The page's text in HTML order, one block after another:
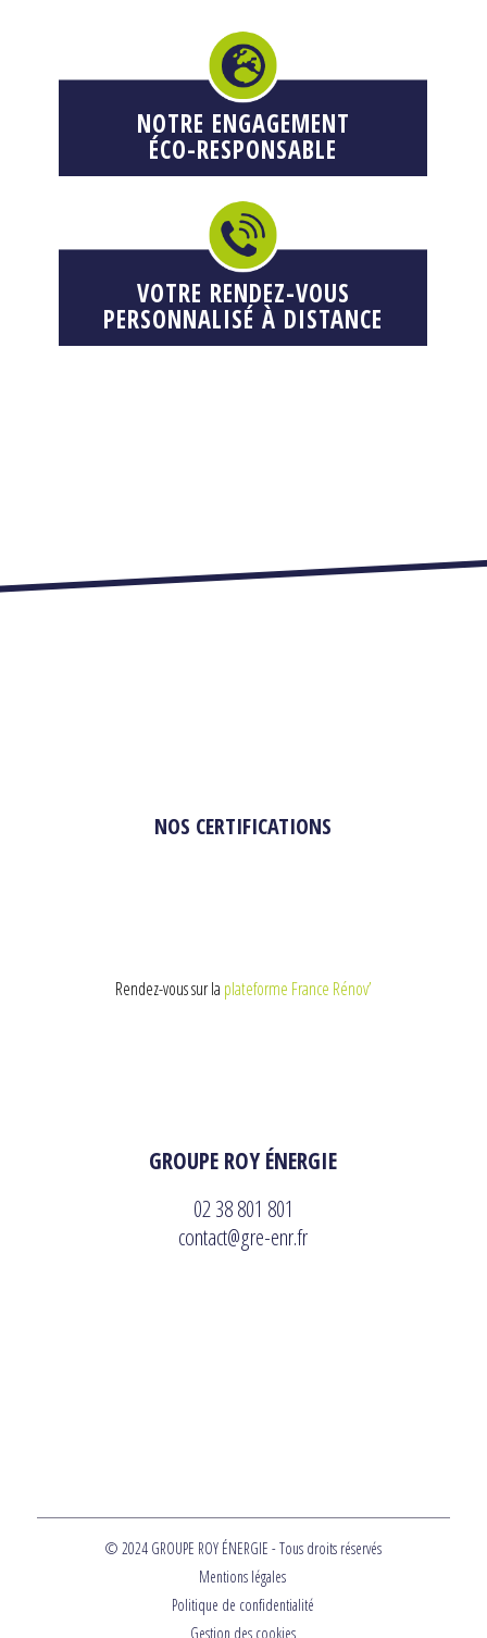
NOTRE ENGAGEMENT
ÉCO-RESPONSABLE
VOTRE RENDEZ-VOUS
PERSONNALISÉ À DISTANCE
GROUPE ROY ÉNERGIE
02 38 801 801
contact@gre-enr.fr
NOS CERTIFICATIONS
Rendez-vous sur la plateforme France Rénov’
© 2024 GROUPE ROY ÉNERGIE - Tous droits réservés
Mentions légales
Politique de confidentialité
Gestion des cookies